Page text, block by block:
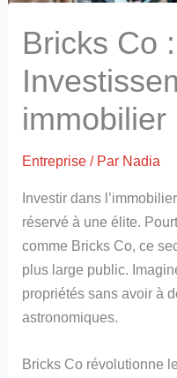
Bricks Co :
immobilier
Entreprise / Par Nadia
Investir dans
réservé à une élite.
comme Bricks Co, ce
plus large public.
propriétés sans avoir à
astronomiques.
Bricks Co révolutionne